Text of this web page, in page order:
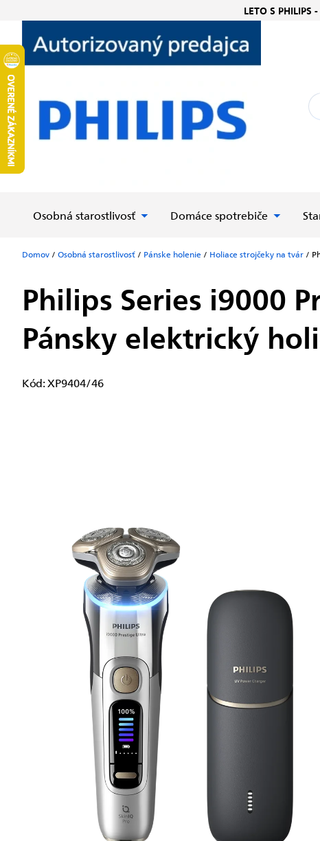
LETO S
Osobná starostlivosť Domáce spotrebiče
Domov / Osobná starostlivosť / Pánske holenie / Holiace strojčeky na tvár /
Philips Series i9000
Pánsky elektrický
Kód:XP9404/46